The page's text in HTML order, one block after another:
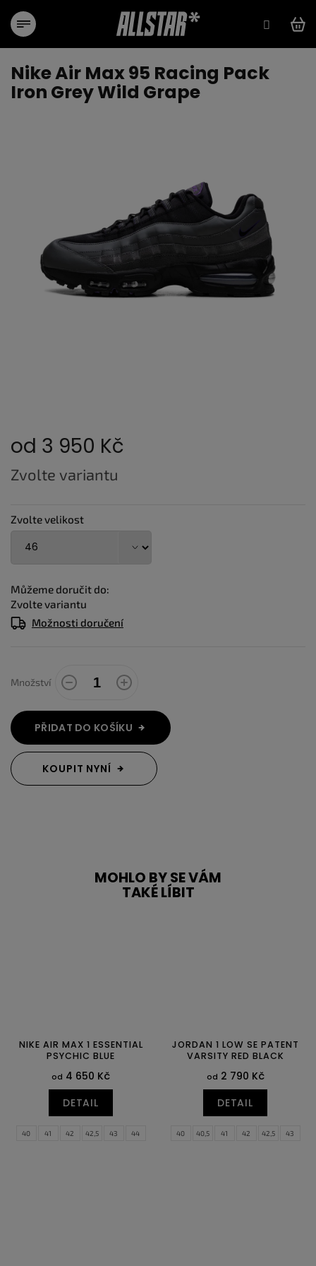
obsah
Nike Air Max 95 Racing Pack
Iron Grey Wild Grape
od 3 950 Kč
Měrná
cena:
Zvolte variantu
Zvolte velikost
Můžeme doručit do:
Zvolte variantu
Možnosti doručení
Množství
PŘIDAT DO KOŠÍKU
KOUPIT NYNÍ
MOHLO BY SE VÁM
TAKÉ LÍBIT
NIKE AIR MAX 1 ESSENTIAL
PSYCHIC BLUE
od 4 650 Kč
DETAIL
40 41 42 42,5 43
44
JORDAN 1 LOW SE PATENT
VARSITY RED BLACK
od 2 790 Kč
DETAIL
40 40,5 41 42 42,5
43